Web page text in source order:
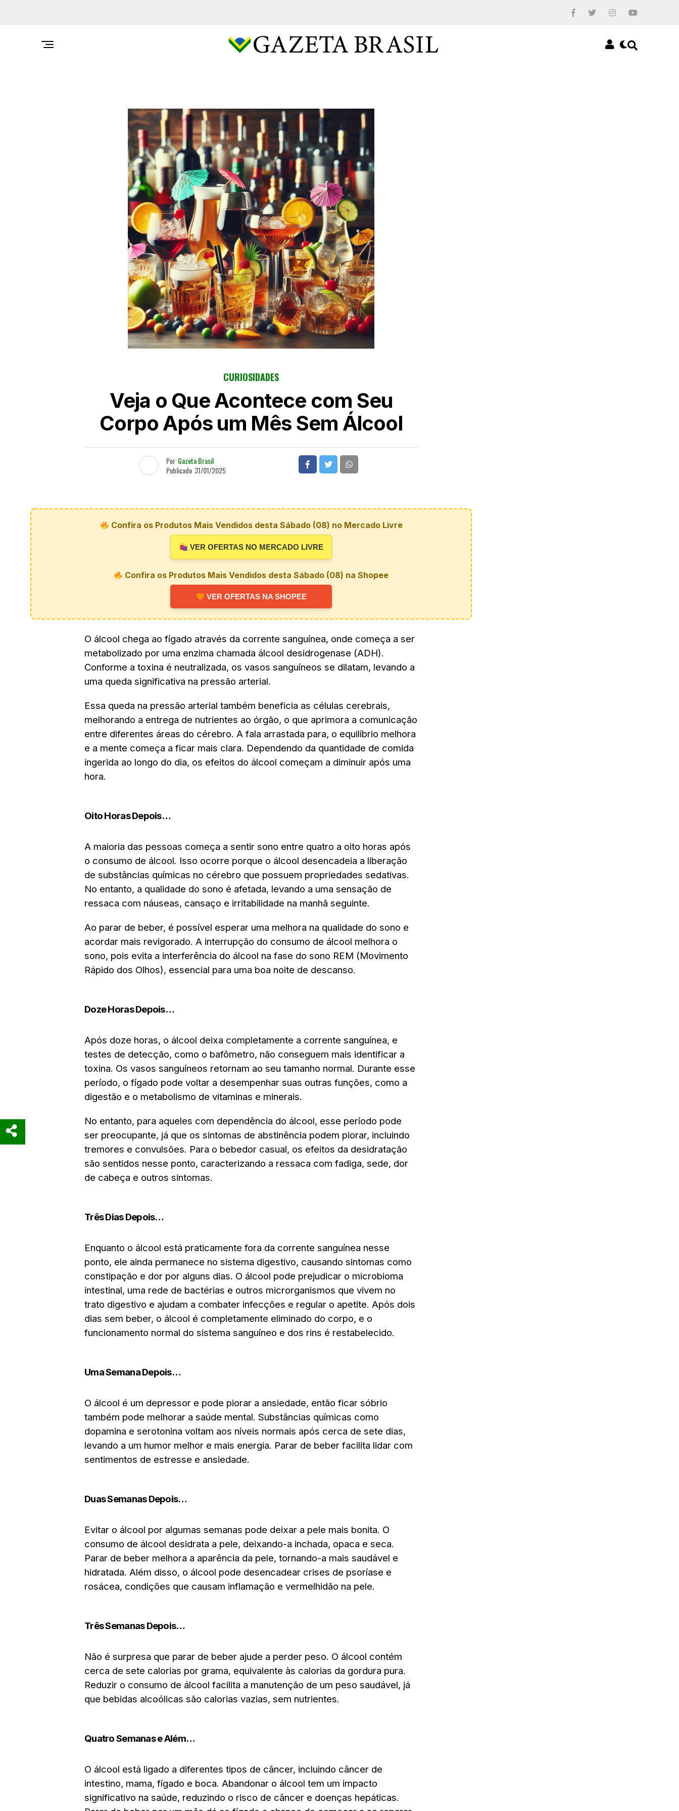
CURIOSIDADES
Veja o Que Acontece com Seu
Corpo Após um Mês Sem Álcool
Por Gazeta Brasil
Publicado 31/01/2025
Confira os Produtos Mais Vendidos desta Sábado (08) no Mercado Livre
VER OFERTAS NO MERCADO LIVRE
Confira os Produtos Mais Vendidos desta Sábado (08) na Shopee
VER OFERTAS NA SHOPEE
O álcool chega ao fígado através da corrente sanguínea, onde começa a ser
metabolizado por uma enzima chamada álcool desidrogenase (ADH).
Conforme a toxina é neutralizada, os vasos sanguíneos se dilatam, levando a
uma queda significativa na pressão arterial.
Essa queda na pressão arterial também beneficia as células cerebrais,
melhorando a entrega de nutrientes ao órgão, o que aprimora a comunicação
entre diferentes áreas do cérebro. A fala arrastada para, o equilíbrio melhora
e a mente começa a ficar mais clara. Dependendo da quantidade de comida
ingerida ao longo do dia, os efeitos do álcool começam a diminuir após uma
hora.
Oito Horas Depois…
A maioria das pessoas começa a sentir sono entre quatro a oito horas após
o consumo de álcool. Isso ocorre porque o álcool desencadeia a liberação
de substâncias químicas no cérebro que possuem propriedades sedativas.
No entanto, a qualidade do sono é afetada, levando a uma sensação de
ressaca com náuseas, cansaço e irritabilidade na manhã seguinte.
Ao parar de beber, é possível esperar uma melhora na qualidade do sono e
acordar mais revigorado. A interrupção do consumo de álcool melhora o
sono, pois evita a interferência do álcool na fase do sono REM (Movimento
Rápido dos Olhos), essencial para uma boa noite de descanso.
Doze Horas Depois…
Após doze horas, o álcool deixa completamente a corrente sanguínea, e
testes de detecção, como o bafômetro, não conseguem mais identificar a
toxina. Os vasos sanguíneos retornam ao seu tamanho normal. Durante esse
período, o fígado pode voltar a desempenhar suas outras funções, como a
digestão e o metabolismo de vitaminas e minerais.
No entanto, para aqueles com dependência do álcool, esse período pode
ser preocupante, já que os sintomas de abstinência podem piorar, incluindo
tremores e convulsões. Para o bebedor casual, os efeitos da desidratação
são sentidos nesse ponto, caracterizando a ressaca com fadiga, sede, dor
de cabeça e outros sintomas.
Três Dias Depois…
Enquanto o álcool está praticamente fora da corrente sanguínea nesse
ponto, ele ainda permanece no sistema digestivo, causando sintomas como
constipação e dor por alguns dias. O álcool pode prejudicar o microbioma
intestinal, uma rede de bactérias e outros microrganismos que vivem no
trato digestivo e ajudam a combater infecções e regular o apetite. Após dois
dias sem beber, o álcool é completamente eliminado do corpo, e o
funcionamento normal do sistema sanguíneo e dos rins é restabelecido.
Uma Semana Depois…
O álcool é um depressor e pode piorar a ansiedade, então ficar sóbrio
também pode melhorar a saúde mental. Substâncias químicas como
dopamina e serotonina voltam aos níveis normais após cerca de sete dias,
levando a um humor melhor e mais energia. Parar de beber facilita lidar com
sentimentos de estresse e ansiedade.
Duas Semanas Depois…
Evitar o álcool por algumas semanas pode deixar a pele mais bonita. O
consumo de álcool desidrata a pele, deixando-a inchada, opaca e seca.
Parar de beber melhora a aparência da pele, tornando-a mais saudável e
hidratada. Além disso, o álcool pode desencadear crises de psoríase e
rosácea, condições que causam inflamação e vermelhidão na pele.
Três Semanas Depois…
Não é surpresa que parar de beber ajude a perder peso. O álcool contém
cerca de sete calorias por grama, equivalente às calorias da gordura pura.
Reduzir o consumo de álcool facilita a manutenção de um peso saudável, já
que bebidas alcoólicas são calorias vazias, sem nutrientes.
Quatro Semanas e Além…
O álcool está ligado a diferentes tipos de câncer, incluindo câncer de
intestino, mama, fígado e boca. Abandonar o álcool tem um impacto
significativo na saúde, reduzindo o risco de câncer e doenças hepáticas.